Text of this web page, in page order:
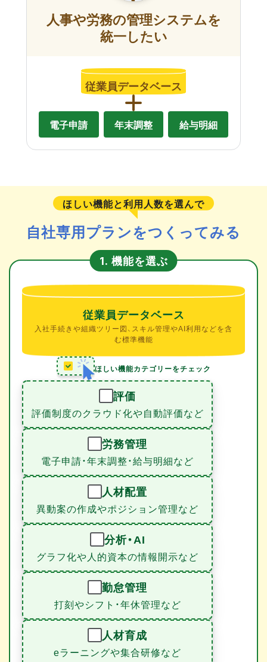
人事や労務の管理システムを
統一したい
従業員データベース
電子申請 年末調整 給与明細
ほしい機能と利用人数を選んで
自社専用プランをつくってみる
1. 機能を選ぶ
従業員データベース
入社手続きや組織ツリー図、スキル管理やAI利用などを含
む標準機能
ほしい機能カテゴリーをチェック
評価
評価制度のクラウド化や自動評価など
労務管理
電子申請・年末調整・給与明細など
人材配置
異動案の作成やポジション管理など
分析・AI
グラフ化や人的資本の情報開示など
勤怠管理
打刻やシフト・年休管理など
人材育成
eラーニングや集合研修など